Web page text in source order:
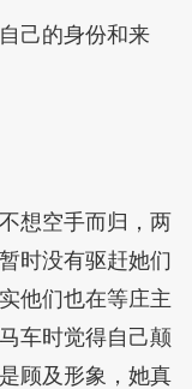
己的身份和来
想空手而归，两
时没有驱赶她们
他们也在等庄主
车时觉得自己颠
顾及形象，她真